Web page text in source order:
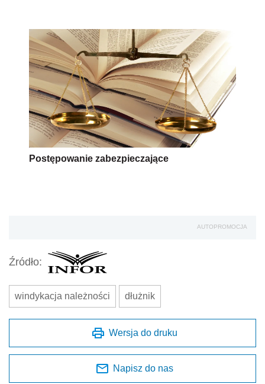
Postępowanie zabezpieczające
AUTOPROMOCJA
Źródło:
windykacja należności dłużnik
Wersja do druku
Napisz do nas